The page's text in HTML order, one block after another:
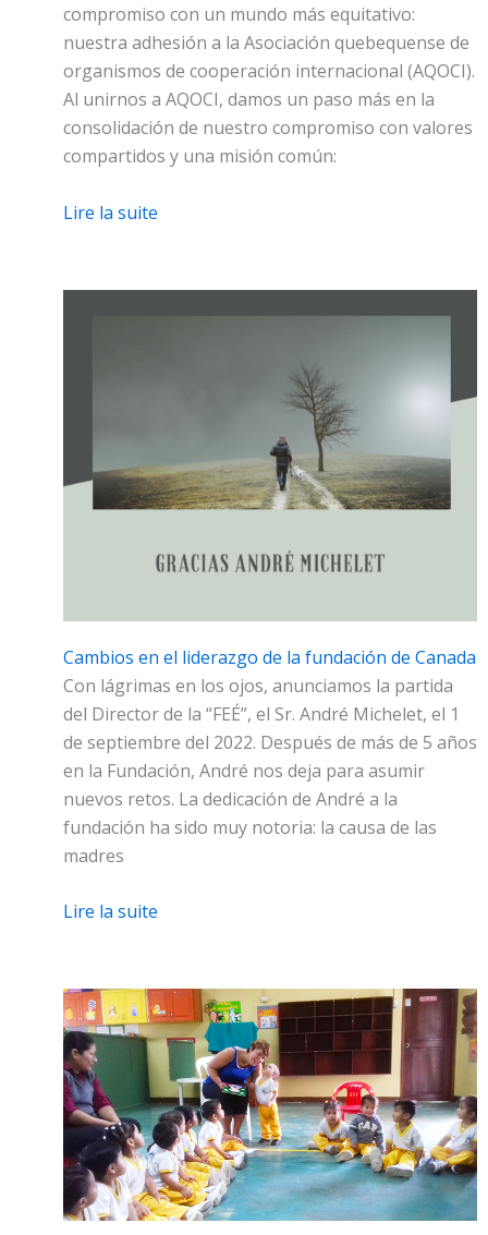
compromiso con un mundo más equitativo:
nuestra adhesión a la Asociación quebequense de
organismos de cooperación internacional (AQOCI).
Al unirnos a AQOCI, damos un paso más en la
consolidación de nuestro compromiso con valores
compartidos y una misión común:
Lire la suite
Cambios en el liderazgo de la fundación de Canada
Con lágrimas en los ojos, anunciamos la partida
del Director de la “FEÉ”, el Sr. André Michelet, el 1
de septiembre del 2022. Después de más de 5 años
en la Fundación, André nos deja para asumir
nuevos retos. La dedicación de André a la
fundación ha sido muy notoria: la causa de las
madres
Lire la suite